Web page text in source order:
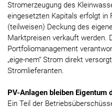
Stromerzeugung des
eingesetzten Kapitals erfolgt in
(teilweisen) Deckung des
Marktpreisen verkauft werden.
Portfoliomanagement
„eige-nem“ Strom direkt
Stromlieferanten.
PV-Anlagen bleiben Eigentum
Ein Teil der